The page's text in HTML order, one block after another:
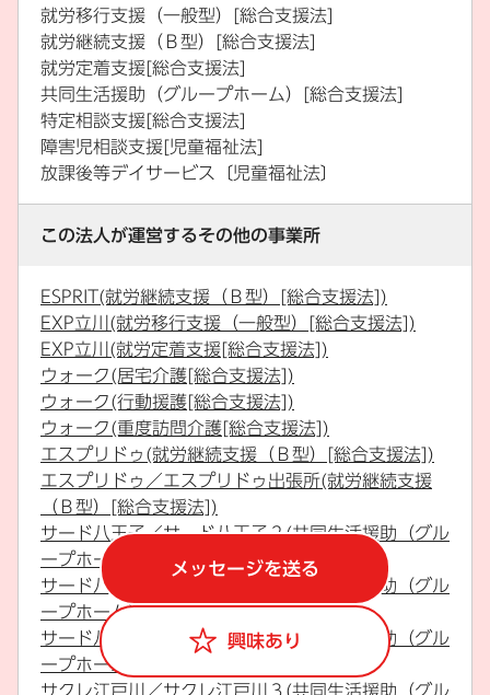
就労移行支援（一般型）[総合支援法]
就労継続支援（Ｂ型）[総合支援法]
就労定着支援[総合支援法]
共同生活援助（グループホーム）[総合支援法]
特定相談支援[総合支援法]
障害児相談支援[児童福祉法]
放課後等デイサービス〔児童福祉法〕
この法人が運営するその他の事業所
ESPRIT(就労継続支援（Ｂ型）[総合支援法])
EXP立川(就労移行支援（一般型）[総合支援法])
EXP立川(就労定着支援[総合支援法])
ウォーク(居宅介護[総合支援法])
ウォーク(行動援護[総合支援法])
ウォーク(重度訪問介護[総合支援法])
エスプリドゥ(就労継続支援（Ｂ型）[総合支援法])
エスプリドゥ／エスプリドゥ出張所(就労継続支援
（Ｂ型）[総合支援法])
サード八王子／サード八王子２(共同生活援助（グル
ープホーム）[総合支援法])
サード八王子／サード八王子３(共同生活援助（グル
ープホーム）[総合支援法])
サード八王子／サード八王子４(共同生活援助（グル
ープホーム）[総合支援法])
サクレ江戸川／サクレ江戸川３(共同生活援助（グル
メッセージを送る
興味あり